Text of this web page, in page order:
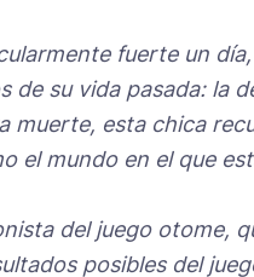
fuerte un
su vida pasada: la
muerte, esta chica
el mundo en el que
del juego otome,
posibles del